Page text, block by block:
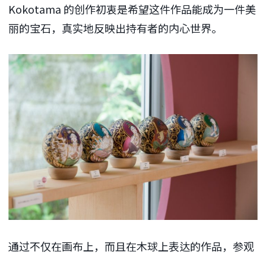
Kokotama 的创作初衷是希望这件作品能成为一件美
丽的宝石，真实地反映出持有者的内心世界。
通过不仅在画布上，而且在木球上表达的作品，参观